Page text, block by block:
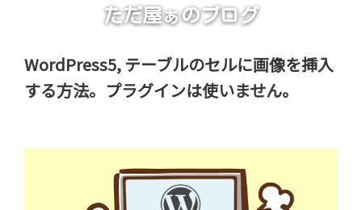
ただ屋ぁのブログ
WordPress5, テーブルのセルに画像を挿入
する方法。プラグインは使いません。